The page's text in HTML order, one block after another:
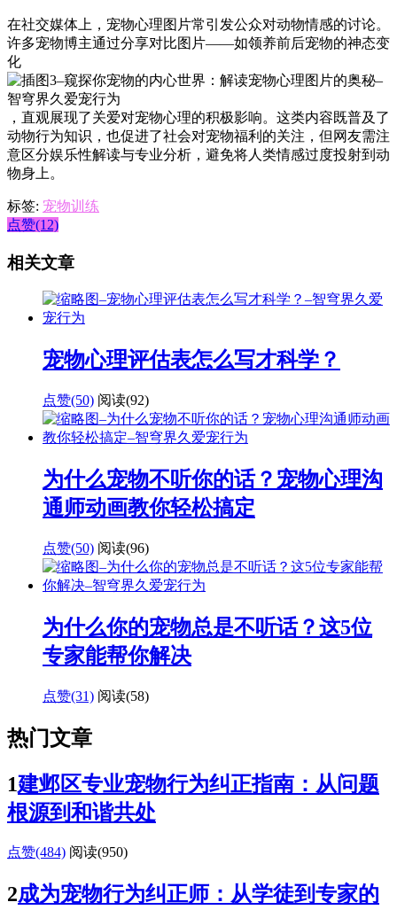
在社交媒体上，宠物心理图片常引发公众对动物情感的讨论。
许多宠物博主通过分享对比图片——如领养前后宠物的神态变
化
，直观展现了关爱对宠物心理的积极影响。这类内容既普及了
动物行为知识，也促进了社会对宠物福利的关注，但网友需注
意区分娱乐性解读与专业分析，避免将人类情感过度投射到动
物身上。
标签: 宠物训练
点赞(12)
相关文章
宠物心理评估表怎么写才科学？
点赞(50) 阅读(92)
为什么宠物不听你的话？宠物心理沟
通师动画教你轻松搞定
点赞(50) 阅读(96)
为什么你的宠物总是不听话？这5位
专家能帮你解决
点赞(31) 阅读(58)
热门文章
1建邺区专业宠物行为纠正指南：从问题
根源到和谐共处
点赞(484) 阅读(950)
2成为宠物行为纠正师：从学徒到专家的